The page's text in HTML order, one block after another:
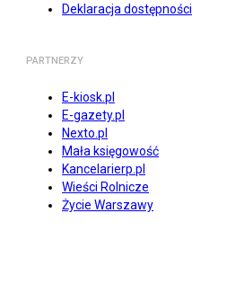
Deklaracja dostępności
PARTNERZY
E-kiosk.pl
E-gazety.pl
Nexto.pl
Mała księgowość
Kancelarierp.pl
Wieści Rolnicze
Życie Warszawy